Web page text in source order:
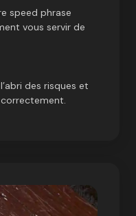
speed phrase
vous servir de
des risques et